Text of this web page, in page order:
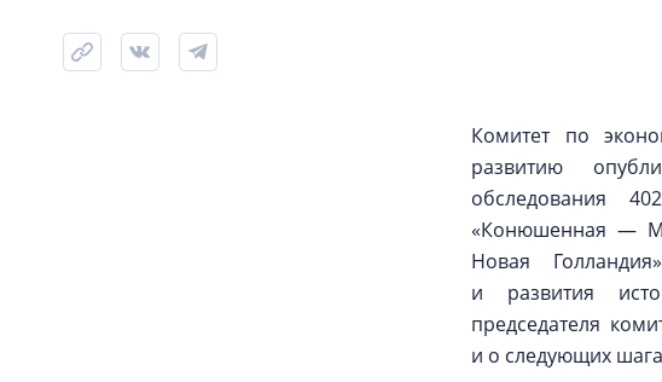
Комитет по
развитию
обследования
«Конюшенная —
Новая
и развития
председателя
и о следующих